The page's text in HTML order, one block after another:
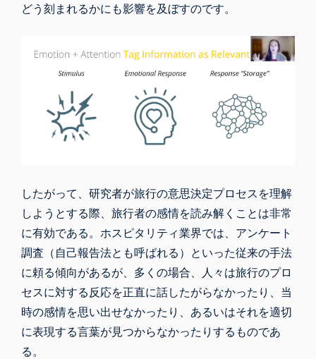
どう刻まれるかにも影響を及ぼすのです。
したがって、研究者が旅行の意思決定プロセスを理解
しようとする際、旅行者の感情を読み解くことは非常
に有効である。ホスピタリティ業界では、アンケート
調査（自己報告法とも呼ばれる）といった従来の手法
に頼る傾向があるが、多くの場合、人々は旅行のプロ
セスに対する反応を正直に話したがらなかったり、当
時の感情を思い出せなかったり、あるいはそれを適切
に表現する言葉が見つからなかったりするものであ
る。